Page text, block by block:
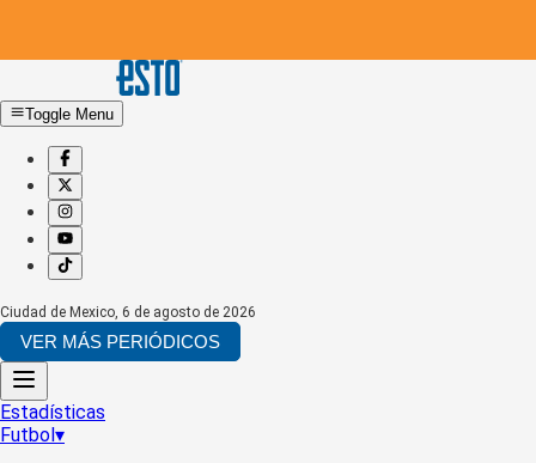
Toggle Menu
Ciudad de Mexico, 6 de agosto de 2026
VER MÁS PERIÓDICOS
Estadísticas
Futbol▾